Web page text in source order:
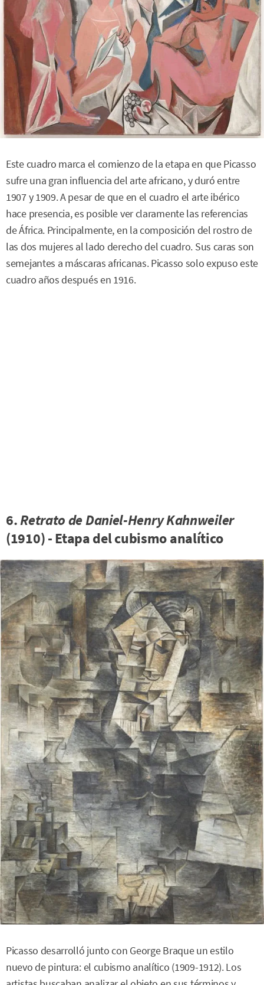
Este cuadro marca el comienzo de la etapa en que Picasso
sufre una gran influencia del arte africano, y duró entre
1907 y 1909. A pesar de que en el cuadro el arte ibérico
hace presencia, es posible ver claramente las referencias
de África. Principalmente, en la composición del rostro de
las dos mujeres al lado derecho del cuadro. Sus caras son
semejantes a máscaras africanas. Picasso solo expuso este
cuadro años después en 1916.
6.Retrato de Daniel-Henry Kahnweiler
(1910) - Etapa del cubismo analítico
Picasso desarrolló junto con George Braque un estilo
nuevo de pintura: el cubismo analítico (1909-1912). Los